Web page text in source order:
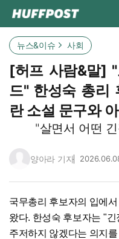
뉴스&이슈 사회
[허프 사람&말]
드" 한성숙 총리
란 소설 문구와
"살면서 어떤
양아라 기자
국무총리 후보자의 입에
왔다. 한성숙 후보자는 "
주저하지 않겠다는 의지